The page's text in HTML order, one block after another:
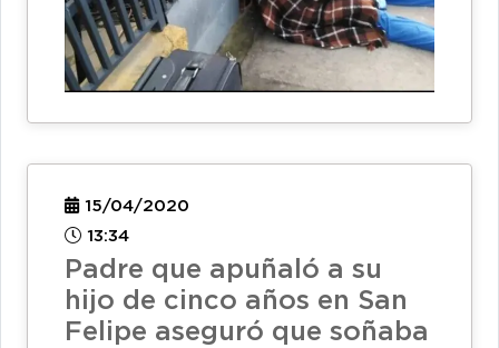
15/04/2020
13:34
Padre que apuñaló a su
hijo de cinco años en San
Felipe aseguró que soñaba